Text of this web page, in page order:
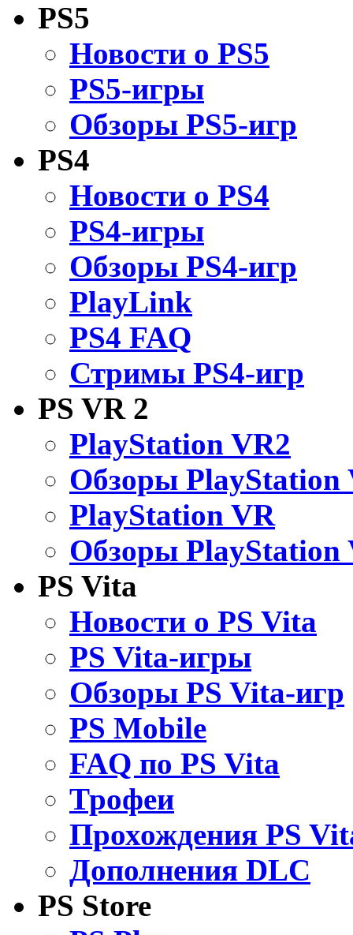
PS5
Новости о PS5
PS5-игры
Обзоры PS5-игр
PS4
Новости о PS4
PS4-игры
Обзоры PS4-игр
PlayLink
PS4 FAQ
Стримы PS4-игр
PS VR 2
PlayStation VR2
Обзоры PlayStation
PlayStation VR
Обзоры PlayStation
PS Vita
Новости о PS Vita
PS Vita-игры
Обзоры PS Vita-игр
PS Mobile
FAQ по PS Vita
Трофеи
Прохождения PS
Дополнения DLC
PS Store